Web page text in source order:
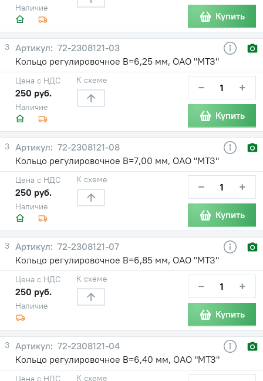
Наличие
Купить
3
72-2308121-03
Кольцо регулировочное В=6,25 мм, ОАО "МТЗ"
Наличие
Цена с НДС
250 руб.
К схеме − +
Купить
3
72-2308121-08
Кольцо регулировочное В=7,00 мм, ОАО "МТЗ"
Наличие
Цена с НДС
250 руб.
К схеме − +
Купить
3
72-2308121-07
Кольцо регулировочное В=6,85 мм, ОАО "МТЗ"
Наличие
Цена с НДС
250 руб.
К схеме − +
Купить
3
72-2308121-04
Кольцо регулировочное В=6,40 мм, ОАО "МТЗ"
Цена с НДС К схеме